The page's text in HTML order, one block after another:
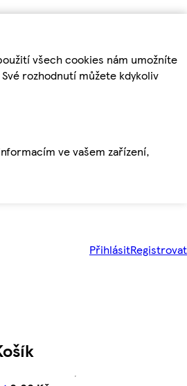
všech cookies nám umožníte
rozhodnutí můžete kdykoliv
ve vašem zařízení,
PřihlásitRegistrovat